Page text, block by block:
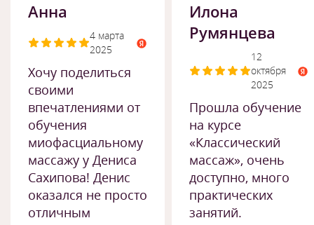
Анна
4 марта
2025
Хочу поделиться
своими
впечатлениями от
обучения
миофасциальному
массажу у Дениса
Сахипова! Денис
оказался не просто
отличным
Илона
Румянцева
12
октября
2025
Прошла обучение
на курсе
«Классический
массаж», очень
доступно, много
практических
занятий.